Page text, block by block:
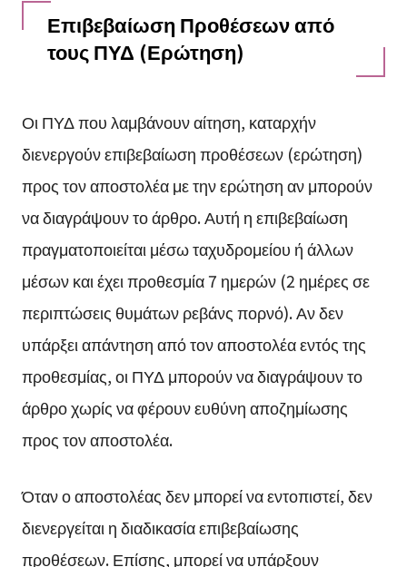
Επιβεβαίωση Προθέσεων από
τους ΠΥΔ (Ερώτηση)
Οι ΠΥΔ που λαμβάνουν αίτηση, καταρχήν
διενεργούν επιβεβαίωση προθέσεων (ερώτηση)
προς τον αποστολέα με την ερώτηση αν μπορούν
να διαγράψουν το άρθρο. Αυτή η επιβεβαίωση
πραγματοποιείται μέσω ταχυδρομείου ή άλλων
μέσων και έχει προθεσμία 7 ημερών (2 ημέρες σε
περιπτώσεις θυμάτων ρεβάνς πορνό). Αν δεν
υπάρξει απάντηση από τον αποστολέα εντός της
προθεσμίας, οι ΠΥΔ μπορούν να διαγράψουν το
άρθρο χωρίς να φέρουν ευθύνη αποζημίωσης
προς τον αποστολέα.
Όταν ο αποστολέας δεν μπορεί να εντοπιστεί, δεν
διενεργείται η διαδικασία επιβεβαίωσης
προθέσεων. Επίσης, μπορεί να υπάρξουν